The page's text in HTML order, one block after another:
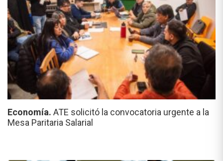
Economía. ATE solicitó la convocatoria urgente a la
Mesa Paritaria Salarial